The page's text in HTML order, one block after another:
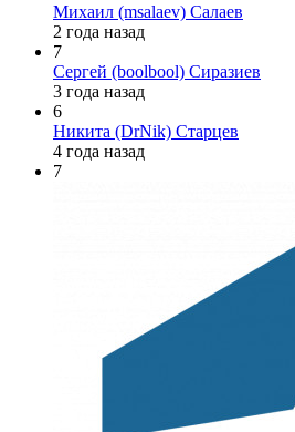
Михаил (msalaev) Салаев
2 года назад
7
Сергей (boolbool) Сиразиев
3 года назад
6
Никита (DrNik) Старцев
4 года назад
7